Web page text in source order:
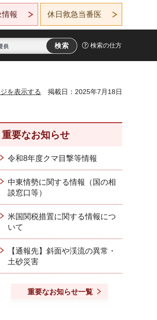
報 休日救急当番医
検索の仕方
を表示する 掲載日：2025年7月18日
重要なお知らせ
令和8年度クマ目撃等情報
中東情勢に関する情報（国の相
談窓口等）
米国関税措置に関する情報につ
いて
【通報先】斜面や渓流の異常・
土砂災害
重要なお知らせ一覧